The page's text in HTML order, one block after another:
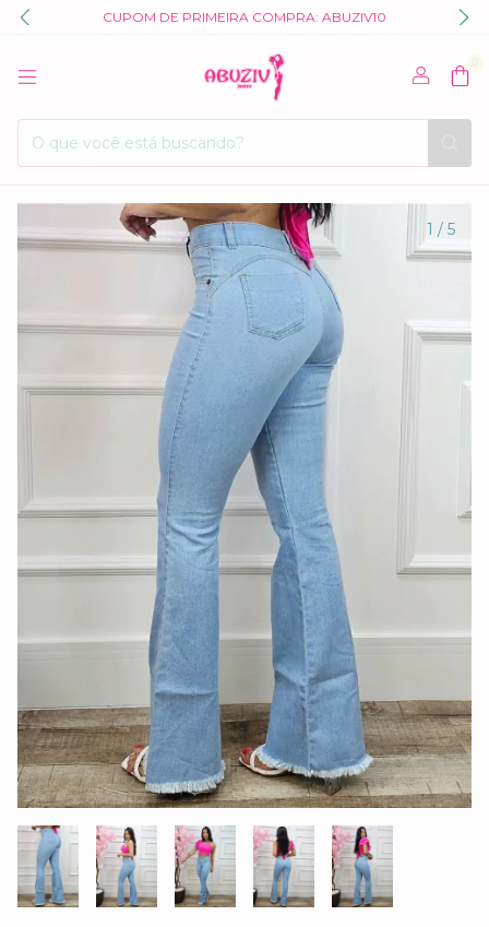
CUPOM DE PRIMEIRA COMPRA: ABUZIV10
1 / 5